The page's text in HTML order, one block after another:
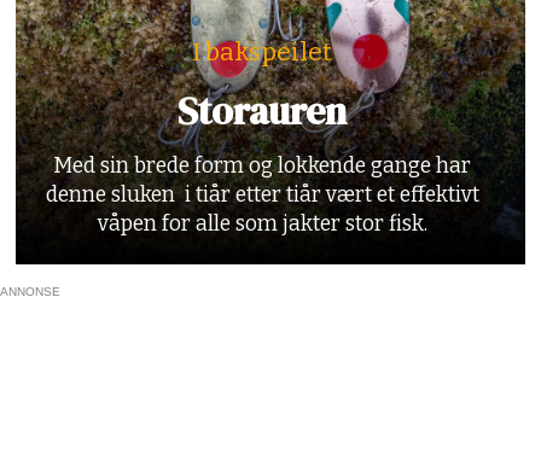
I bakspeilet
Storauren
Med sin brede form og lokkende gange har
denne sluken i tiår etter tiår vært et effektivt
våpen for alle som jakter stor fisk.
ANNONSE